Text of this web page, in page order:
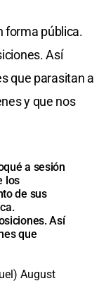
forma pública.
Así
que parasitan a
y que nos
a sesión
los
de sus
Así
que
August